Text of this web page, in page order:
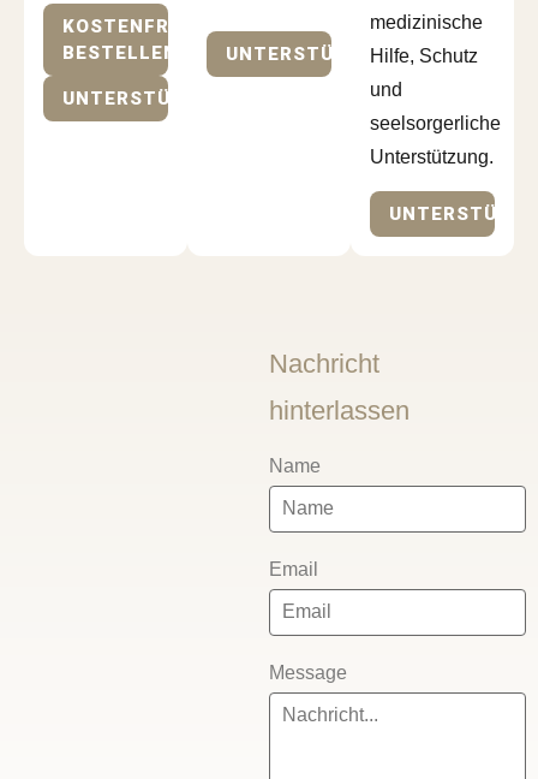
KOSTENFREI
BESTELLEN
UNTERSTÜTZEN
UNTERSTÜTZEN
medizinische
Hilfe, Schutz
und
seelsorgerliche
Unterstützung.
Nachricht
hinterlassen
Name
Email
Message